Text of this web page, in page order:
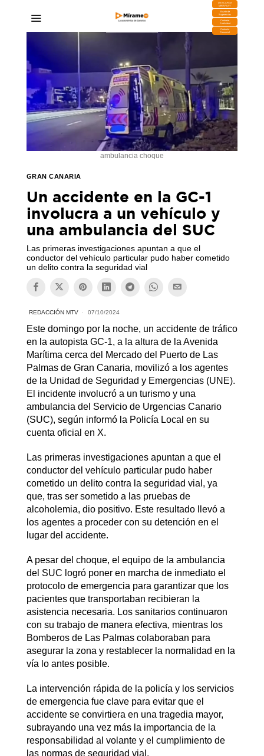
DESCARGA
MIRAPLAY
Buzón de
Sugerencias
Contratar
Publicidad
Contacto
Comercial
ambulancia choque
GRAN CANARIA
Un accidente en la GC-1
involucra a un vehículo y
una ambulancia del SUC
Las primeras investigaciones apuntan a que el
conductor del vehículo particular pudo haber cometido
un delito contra la seguridad vial
REDACCIÓN MTV 07/10/2024
Este domingo por la noche, un accidente de tráfico
en la autopista GC-1, a la altura de la Avenida
Marítima cerca del Mercado del Puerto de Las
Palmas de Gran Canaria, movilizó a los agentes
de la Unidad de Seguridad y Emergencias (UNE).
El incidente involucró a un turismo y una
ambulancia del Servicio de Urgencias Canario
(SUC), según informó la Policía Local en su
cuenta oficial en X.
Las primeras investigaciones apuntan a que el
conductor del vehículo particular pudo haber
cometido un delito contra la seguridad vial, ya
que, tras ser sometido a las pruebas de
alcoholemia, dio positivo. Este resultado llevó a
los agentes a proceder con su detención en el
lugar del accidente.
A pesar del choque, el equipo de la ambulancia
del SUC logró poner en marcha de inmediato el
protocolo de emergencia para garantizar que los
pacientes que transportaban recibieran la
asistencia necesaria. Los sanitarios continuaron
con su trabajo de manera efectiva, mientras los
Bomberos de Las Palmas colaboraban para
asegurar la zona y restablecer la normalidad en la
vía lo antes posible.
La intervención rápida de la policía y los servicios
de emergencia fue clave para evitar que el
accidente se convirtiera en una tragedia mayor,
subrayando una vez más la importancia de la
responsabilidad al volante y el cumplimiento de
las normas de seguridad vial.